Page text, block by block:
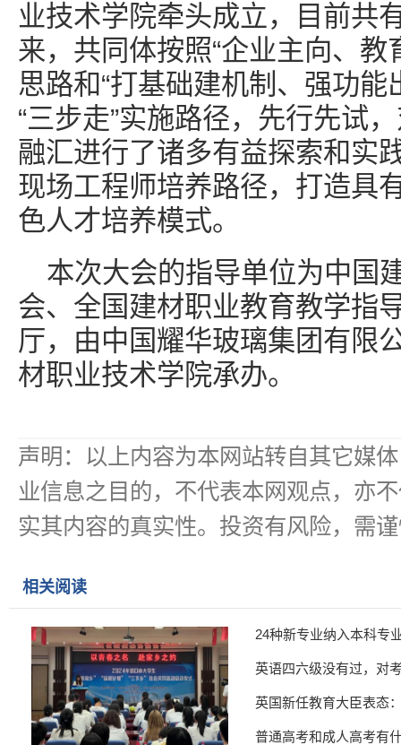
业技术学院牵头成立，目前共
来，共同体按照“企业主向、教
思路和“打基础建机制、强功能
“三步走”实施路径，先行先试
融汇进行了诸多有益探索和实
现场工程师培养路径，打造具
色人才培养模式。
本次大会的指导单位为中国
会、全国建材职业教育教学指
厅，由中国耀华玻璃集团有限
材职业技术学院承办。
声明：以上内容为本网站转自其它媒
业信息之目的，不代表本网观点，亦
实其内容的真实性。投资有风险，需
相关阅读
24种新专业纳入本科专
英语四六级没有过，对
英国新任教育大臣表态
普通高考和成人高考有